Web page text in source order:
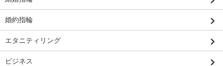
婚約指輪
エタニティリング
ビジネス